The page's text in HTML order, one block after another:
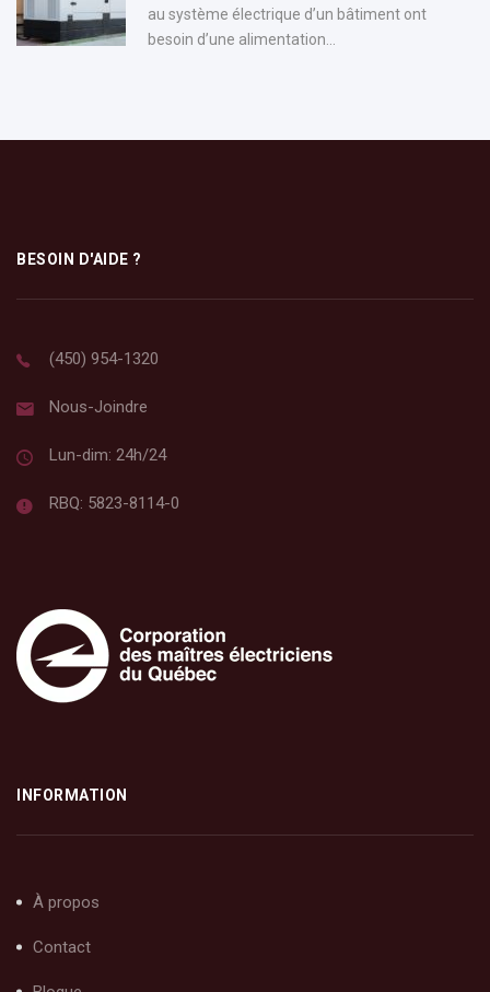
au système électrique d’un bâtiment ont
besoin d’une alimentation...
BESOIN D'AIDE ?
(450) 954-1320
Nous-Joindre
Lun-dim: 24h/24
RBQ: 5823-8114-0
INFORMATION
À propos
Contact